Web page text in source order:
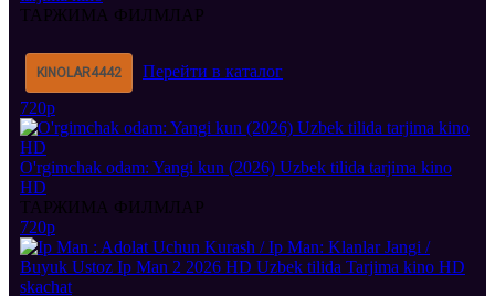
ТАРЖИМА ФИЛМЛАР
KINOLAR4442
Перейти в каталог
720p
O'rgimchak odam: Yangi kun (2026) Uzbek tilida tarjima kino
HD
ТАРЖИМА ФИЛМЛАР
720p